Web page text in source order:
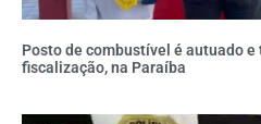
Posto de combustível é autuado
fiscalização, na Paraíba